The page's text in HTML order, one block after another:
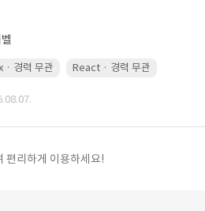
· 경력 무관 React · 경력 무관
편리하게 이용하세요!